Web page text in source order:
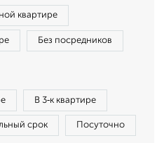
квартире
Без посредников
В 3‑к квартире
срок Посуточно